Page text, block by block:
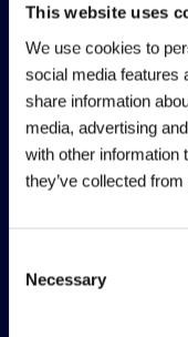
This website uses
We use cookies to
social media features
share information
media, advertising
with other information
they’ve collected
Selection
Necessary
Mechatronica of
Ervaring met 2D/
Inventor of
Een sterk
vermogen;